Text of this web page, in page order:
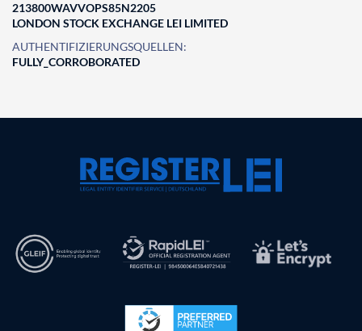
213800WAVVOPS85N2205
LONDON STOCK EXCHANGE LEI LIMITED
AUTHENTIFIZIERUNGSQUELLEN:
FULLY_CORROBORATED